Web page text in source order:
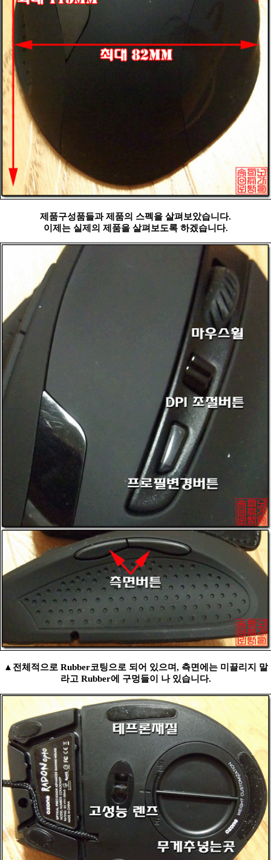
제품구성품들과 제품의 스펙을 살펴보았습니다.
이제는 실제의 제품을 살펴보도록 하겠습니다.
▲전체적으로 Rubber코팅으로 되어 있으며, 측면에는 미끌리지 말
라고 Rubber에 구멍들이 나 있습니다.